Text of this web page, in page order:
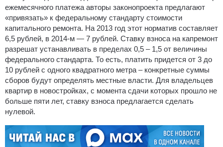
ежемесячного платежа авторы законопроекта предлагают
«привязать» к федеральному стандарту стоимости
капитального ремонта. На 2013 год этот норматив составляет
6,5 рублей, в 2014-м — 7 рублей. Ставку взноса на капремонт
разрешат устанавливать в пределах 0,5 – 1,5 от величины
федерального стандарта. То есть, платить придется от 3 до
10 рублей с одного квадратного метра – конкретные суммы
сборов будут определять местные власти. Для владельцев
квартир в новостройках, с момента сдачи которых прошло не
больше пяти лет, ставку взноса предлагается сделать
нулевой.